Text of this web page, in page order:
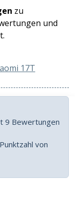
zu
und
17T
9 Bewertungen
von